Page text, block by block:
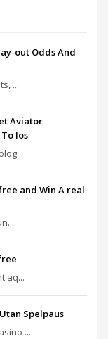
out Odds And
...
Aviator
Ios
and Win A real
aq...
Spelpaus
...